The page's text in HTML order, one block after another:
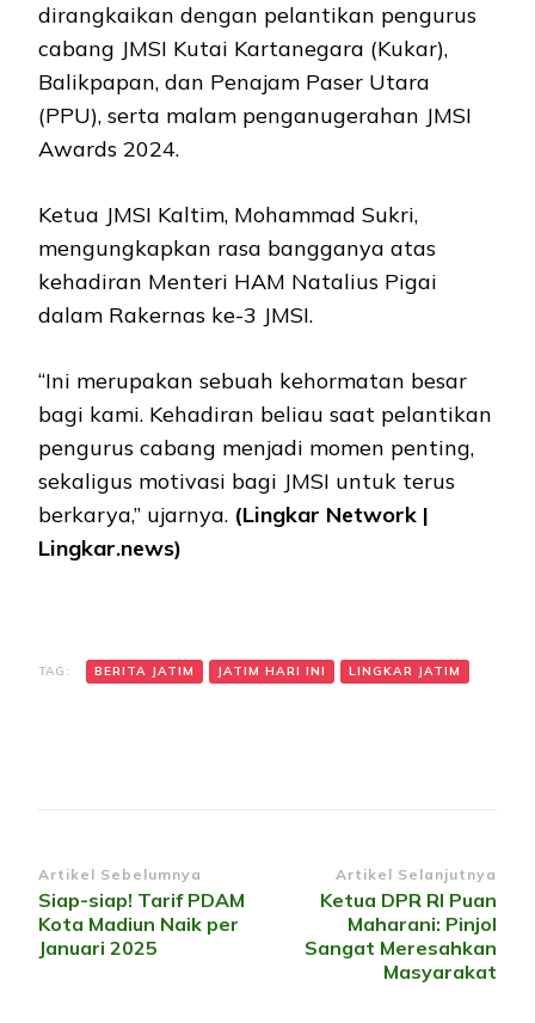
dirangkaikan dengan pelantikan pengurus
cabang JMSI Kutai Kartanegara (Kukar),
Balikpapan, dan Penajam Paser Utara
(PPU), serta malam penganugerahan JMSI
Awards 2024.
Ketua JMSI Kaltim, Mohammad Sukri,
mengungkapkan rasa bangganya atas
kehadiran Menteri HAM Natalius Pigai
dalam Rakernas ke-3 JMSI.
“Ini merupakan sebuah kehormatan besar
bagi kami. Kehadiran beliau saat pelantikan
pengurus cabang menjadi momen penting,
sekaligus motivasi bagi JMSI untuk terus
berkarya,” ujarnya. (Lingkar Network |
Lingkar.news)
TAG: BERITA JATIM JATIM HARI INI LINGKAR JATIM
Navigasi
Artikel
Artikel Sebelumnya
Siap-siap! Tarif PDAM
Kota Madiun Naik per
Januari 2025
Artikel Selanjutnya
Ketua DPR RI Puan
Maharani: Pinjol
Sangat Meresahkan
Masyarakat